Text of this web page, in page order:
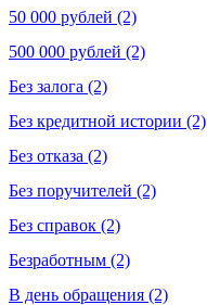
50 000 рублей (2)
500 000 рублей (2)
Без залога (2)
Без кредитной истории (2)
Без отказа (2)
Без поручителей (2)
Без справок (2)
Безработным (2)
В день обращения (2)